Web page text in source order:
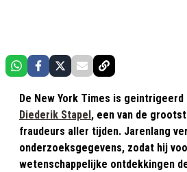
De New York Times is
Diederik Stapel, een van de
fraudeurs aller tijden. Jarenlang
onderzoeksgegevens, zodat hij
wetenschappelijke ontdekkingen